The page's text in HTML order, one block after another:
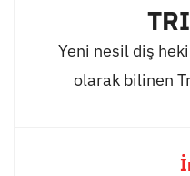
Yeni nesil diş
olarak bilinen